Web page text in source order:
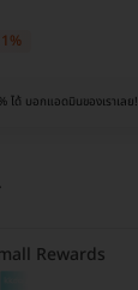
ได้ บอกแอดมินของเราเลย!
Rewards